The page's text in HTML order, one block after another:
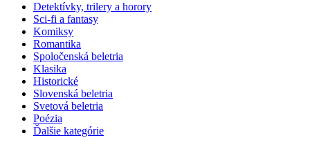
Detektívky, trilery a horory
Sci-fi a fantasy
Komiksy
Romantika
Spoločenská beletria
Klasika
Historické
Slovenská beletria
Svetová beletria
Poézia
Ďalšie kategórie